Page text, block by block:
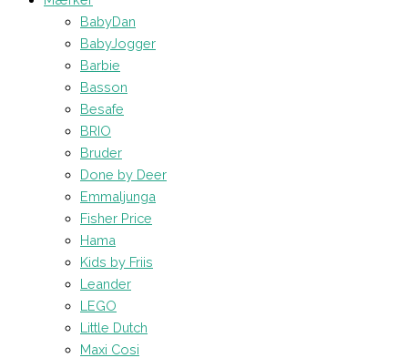
BabyDan
BabyJogger
Barbie
Basson
Besafe
BRIO
Bruder
Done by Deer
Emmaljunga
Fisher Price
Hama
Kids by Friis
Leander
LEGO
Little Dutch
Maxi Cosi